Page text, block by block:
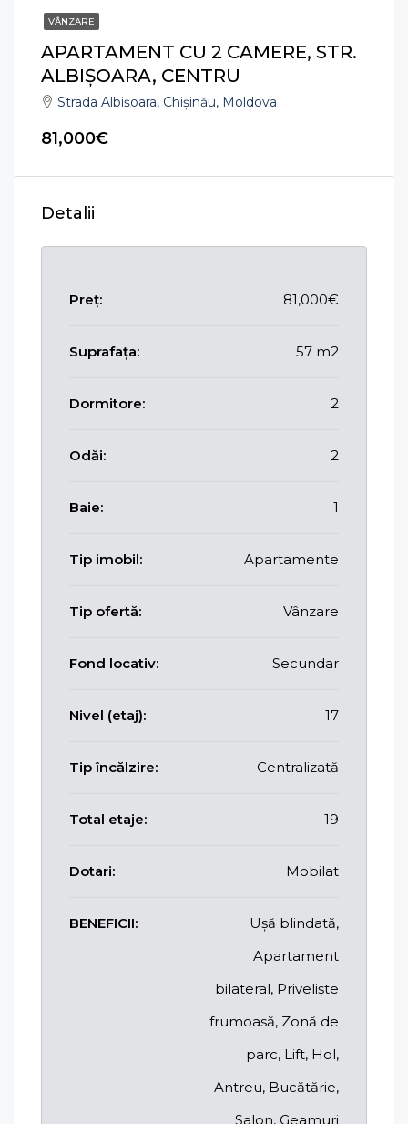
VÂNZARE
APARTAMENT CU 2 CAMERE, STR.
ALBIȘOARA, CENTRU
Strada Albişoara, Chișinău, Moldova
81,000€
Detalii
Preț: 81,000€
Suprafața: 57 m2
Dormitore: 2
Odăi: 2
Baie: 1
Tip imobil: Apartamente
Tip ofertă: Vânzare
Fond locativ: Secundar
Nivel (etaj): 17
Tip încălzire: Centralizată
Total etaje: 19
Dotari: Mobilat
BENEFICII:
Ușă blindată,
Apartament
bilateral, Priveliște
frumoasă, Zonă de
parc, Lift, Hol,
Antreu, Bucătărie,
Salon, Geamuri